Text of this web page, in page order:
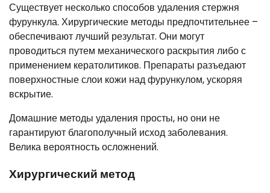
Существует несколько способов удаления стержня
фурункула. Хирургические методы предпочтительнее –
обеспечивают лучший результат. Они могут
проводиться путем механического раскрытия либо с
применением кератолитиков. Препараты разъедают
поверхностные слои кожи над фурункулом, ускоряя
вскрытие.
Домашние методы удаления просты, но они не
гарантируют благополучный исход заболевания.
Велика вероятность осложнений.
Хирургический метод